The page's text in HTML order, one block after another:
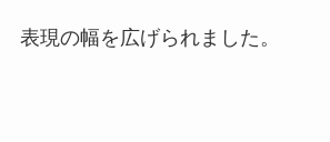
表現の幅を広げられました。